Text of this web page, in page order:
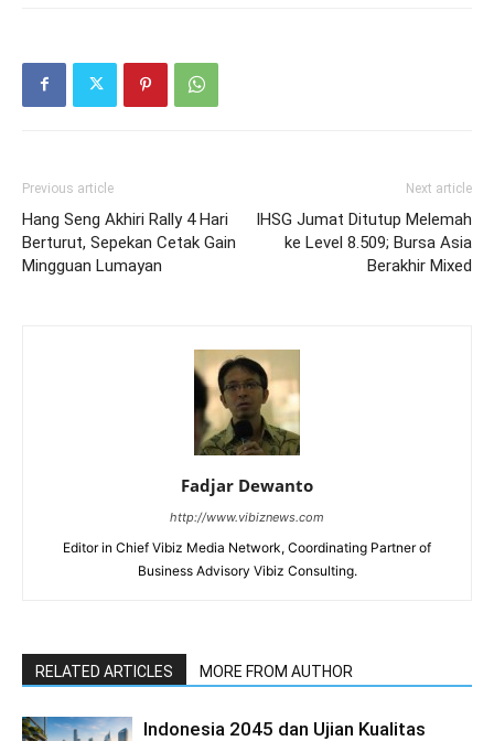
Previous article
Hang Seng Akhiri Rally 4 Hari
Berturut, Sepekan Cetak Gain
Mingguan Lumayan
Next article
IHSG Jumat Ditutup Melemah
ke Level 8.509; Bursa Asia
Berakhir Mixed
Fadjar Dewanto
http://www.vibiznews.com
Editor in Chief Vibiz Media Network, Coordinating Partner of
Business Advisory Vibiz Consulting.
RELATED ARTICLES MORE FROM AUTHOR
Indonesia 2045 dan Ujian Kualitas